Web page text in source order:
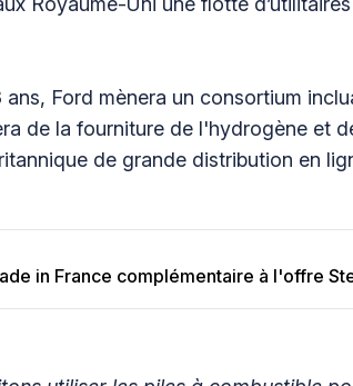
Ford mènera un consortium
de la fourniture de l'hydrogène et
de grande distribution en
in France complémentaire à l'offre